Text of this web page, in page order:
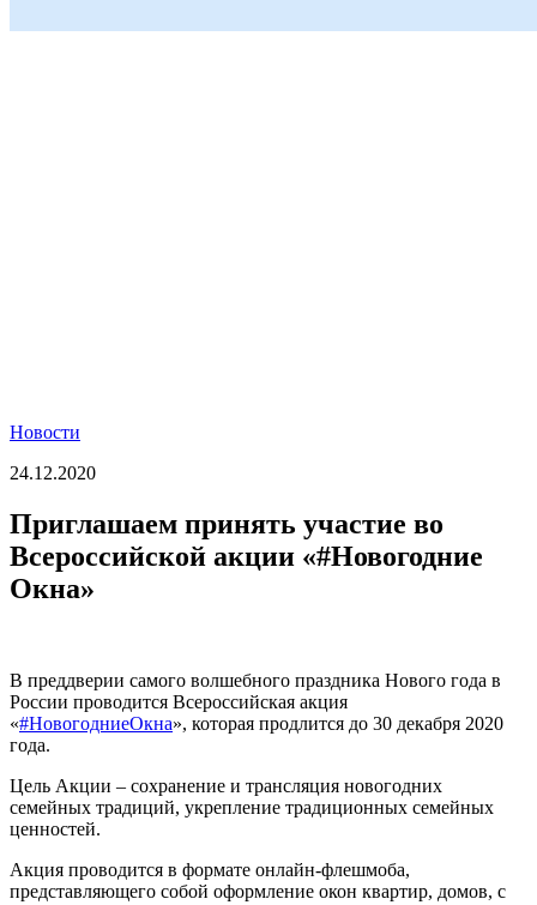
Новости
24.12.2020
Приглашаем принять участие во
Всероссийской акции «#Новогодние
Окна»
В преддверии самого волшебного праздника Нового года в
России проводится Всероссийская акция
«#НовогодниеОкна», которая продлится до 30 декабря 2020
года.
Цель Акции – сохранение и трансляция новогодних
семейных традиций, укрепление традиционных семейных
ценностей.
Акция проводится в формате онлайн-флешмоба,
представляющего собой оформление окон квартир, домов, с